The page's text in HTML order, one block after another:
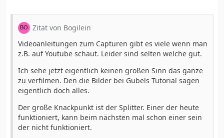
Zitat von Bogilein
Videoanleitungen zum Capturen gibt es viele wenn man
z.B. auf Youtube schaut. Leider sind selten welche gut.
Ich sehe jetzt eigentlich keinen großen Sinn das ganze
zu verfilmen. Den die Bilder bei Gubels Tutorial sagen
eigentlich doch alles.
Der große Knackpunkt ist der Splitter. Einer der heute
funktioniert, kann beim nächsten mal schon einer sein
der nicht funktioniert.